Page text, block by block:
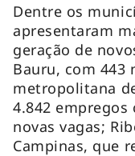
Dentre os
apresentaram
geração de
Bauru, com 443
metropolitana
4.842 empregos
novas vagas;
Campinas, que